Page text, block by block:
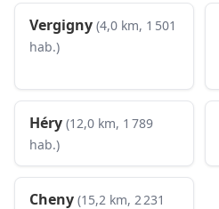
Vergigny (4,0 km, 1 501
hab.)
Héry (12,0 km, 1 789
hab.)
Cheny (15,2 km, 2 231